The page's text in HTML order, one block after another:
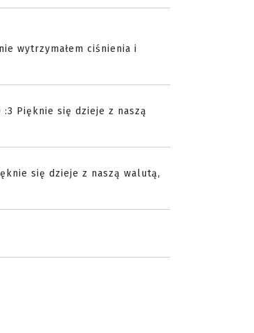
wytrzymałem ciśnienia i
Pięknie się dzieje z naszą
się dzieje z naszą walutą,